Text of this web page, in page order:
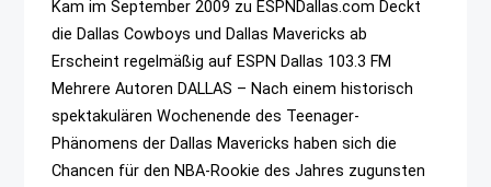
Kam im September 2009 zu ESPNDallas.com Deckt
die Dallas Cowboys und Dallas Mavericks ab
Erscheint regelmäßig auf ESPN Dallas 103.3 FM
Mehrere Autoren DALLAS – Nach einem historisch
spektakulären Wochenende des Teenager-
Phänomens der Dallas Mavericks haben sich die
Chancen für den NBA-Rookie des Jahres zugunsten